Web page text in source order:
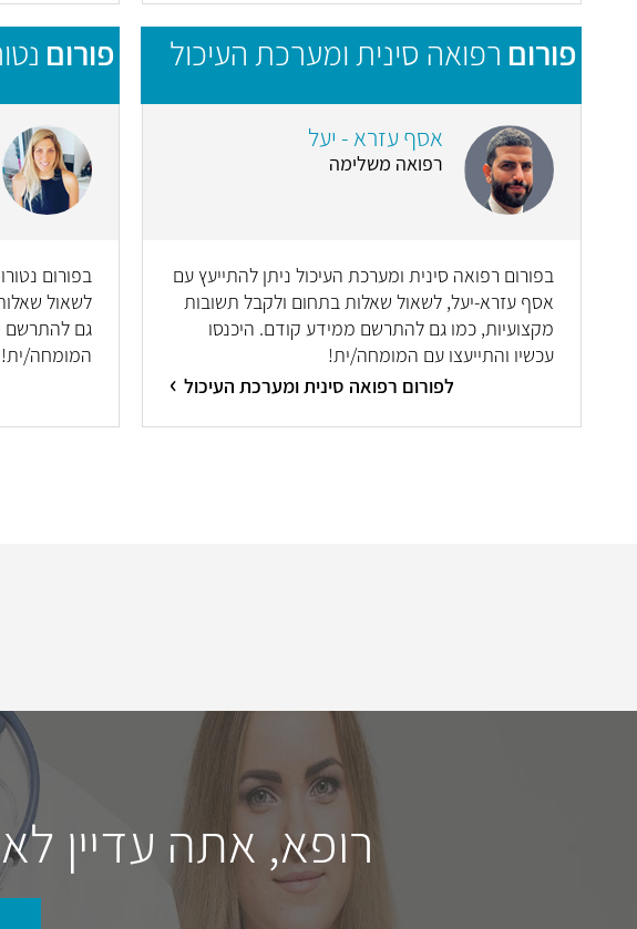
פורום רפואה סינית ומערכת העיכול
אסף עזרא - יעל
רפואה משלימה
בפורום רפואה סינית ומערכת העיכול ניתן להתייעץ עם
אסף עזרא-יעל, לשאול שאלות בתחום ולקבל תשובות
מקצועיות, כמו גם להתרשם ממידע קודם. היכנסו
עכשיו והתייעצו עם המומחה/ית!
לפורום רפואה סינית ומערכת העיכול
פורום
בפורום
לשאול
גם להתרשם
המומחה/ית!
רופא, אתה עדיין